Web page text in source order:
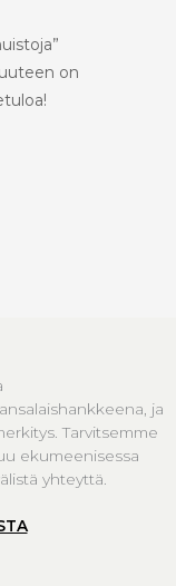
on
ja
Tarvitsemme
ekumeenisessa
yhteyttä.